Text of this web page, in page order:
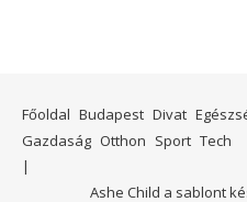
Főoldal Budapest Divat
Gazdaság Otthon Sport Tech
Ashe Child a sablont